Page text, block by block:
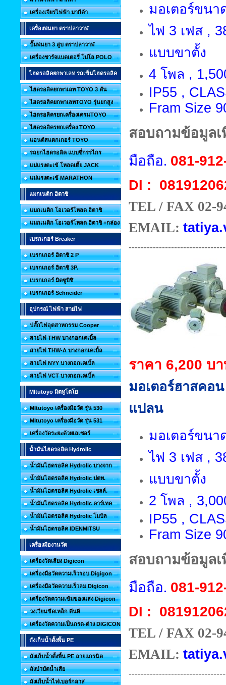
เครื่องเจียรไฟฟ้า มากีต้า
เครื่องพ่นยา ตราปลาวาฬ
ปั๊มพ่นยา 3 สูบ ตราปลาวาฬ
เครื่องชาร์จแบตเตอรี่ โปโล POLO
ไฮดรอลิคยกพาเลท รถเข็นไฮดรอลิค
ไฮดรอลิคยกพาเลท TOYO 3 ตัน
ไฮดรอลิคยกพาเลทTOYO รุ่นยกสูง
ไฮดรอลิครยกเครื่องเครนTOYO
ไฮดรอลิครยกเครื่อง TOYO
แฮนด์สแตกเกอร์ TOYO
รถยกไฮดรอลิค แบบซี่กรรไกร
แม่แรงตะเข้ โหลดเตี้ย JACK
แม่แรงตะเข้ MARATHON
แมกเนติก ฮิตาชิ
แมกเนติก โอเวอร์โหลด ฮิตาชิ
แมกเนติก โอเวอร์โหลด ฮิตาชิ +กล่อง
เบรกเกอร์ Breaker
เบรกเกอร์ ฮิตาชิ 2 P
เบรกเกอร์ ฮิตาชิ 3P.
เบรกเกอร์ มิตซูบิชิ
เบรกเกอร์ Schneider
อุปกรณ์ ไฟฟ้า สายไฟ
ปลั๊กไฟอุตสาหกรรม Cooper
สายไฟ THW บางกอกเคเบิ้ล
สายไฟ THW-A บางกอกเคเบิ้ล
สายไฟ NYY บางกอกเคเบิ้ล
สายไฟ VCT บางกอกเคเบิ้ล
MItutoyo มิตทูโตโย
MItutoyo เครื่องมือวัด รุ่น 530
MItutoyo เครื่องมือวัด รุ่น 531
เครื่องวัดระยะด้วยเลเซอร์
น้ำมันไฮดรอลิค Hydrolic
น้ำมันไฮดรอลิค Hydrolic บางจาก
น้ำมันไฮดรอลิค Hydrolic ปตท.
น้ำมันไฮดรอลิค Hydrolic เชลล์.
น้ำมันไฮดรอลิค Hydrolic คาร์เทค
น้ำมันไฮดรอลิค Hydrolic โมบิล
น้ำมันไฮดรอลิค IDENMITSU
เครื่องมืองานวัด
เครื่องวัดเสียง Digicon
เครื่องมือวัดความเร็วรอบ Digigon
เครื่องมือวัดความเร็วลม Digicon
เครื่องวัดความเข้มของแสง Digicon
วงเวียนขีดเหล็ก ตีนผี
เครื่องวัดความเป็นกรด-ด่าง DIGICON
ถังเก็บน้ำตั้งพื้น PE
ถังเก็บน้ำตั้งพื้น PE ลายแกรนิต
ถังบำบัดน้ำเสีย
ถังเก็บน้ำไฟเบอร์กลาส
มอเตอร์ขนา
ไฟ 3 เฟส ,
แบบขาตั้ง
4 โพล ,
IP55 ,
Fram Size
สอบถามข้อมูลเ
มือถือ. 081-
DI :
TEL / FAX 02-
EMAIL: tatiya.
ราคา 6,200 บ
มอเตอร์ฮาสคอ
แปลน
มอเตอร์ขนา
ไฟ 3 เฟส ,
แบบขาตั้ง
2 โพล ,
IP55 ,
Fram Size
สอบถามข้อมูลเ
มือถือ. 081-
DI :
TEL / FAX 02-
EMAIL: tatiya.